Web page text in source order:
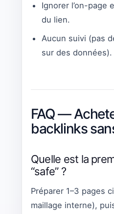
Ignorer l’on-page
du lien.
Aucun suivi (pas
sur des données).
FAQ —
backlinks
Quelle est la
“safe” ?
Préparer 1–3 pages
maillage interne),